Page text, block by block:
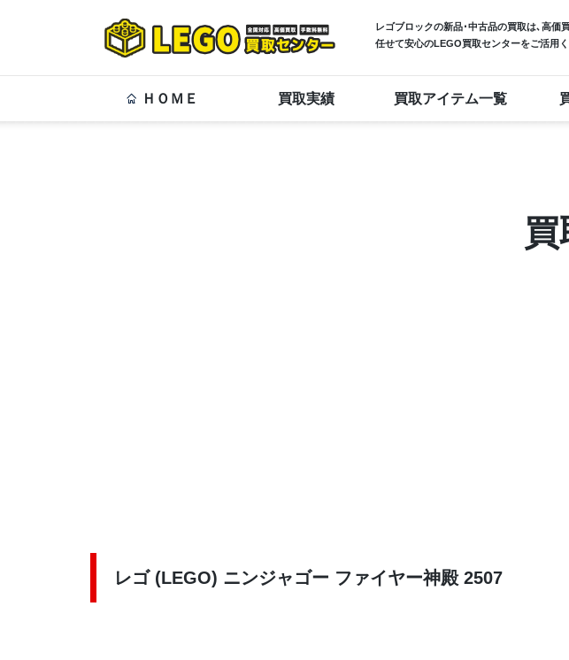
レゴブロックの新品･中古品の買取は､高価
任せて安心のLEGO買取センターをご活用く
ＨＯＭＥ 買取実績 買取アイテム一覧
レゴ (LEGO) ニンジャゴー ファイヤー神殿 2507